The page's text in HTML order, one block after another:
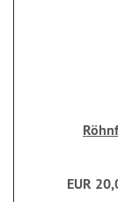
EUR